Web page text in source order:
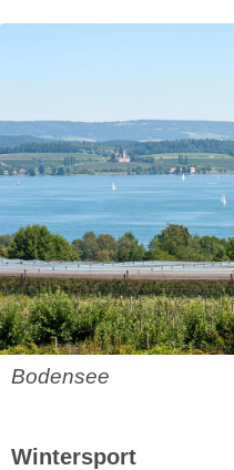
Bodensee
Wintersport